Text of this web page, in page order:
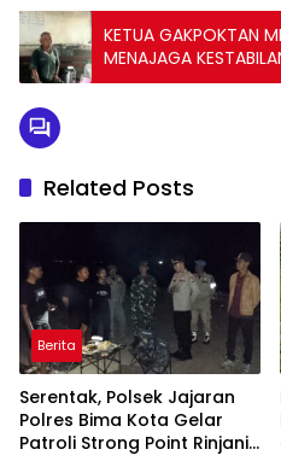
KETUA GAKPOKTAN
MENAJAGA
MENJELANG NATAL
Related Posts
Berita
Serentak, Polsek Jajaran
Polres Bima Kota Gelar
Patroli Strong Point Rinjani